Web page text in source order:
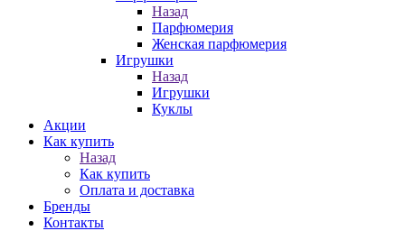
Назад
Парфюмерия
Женская парфюмерия
Игрушки
Назад
Игрушки
Куклы
Акции
Как купить
Назад
Как купить
Оплата и доставка
Бренды
Контакты